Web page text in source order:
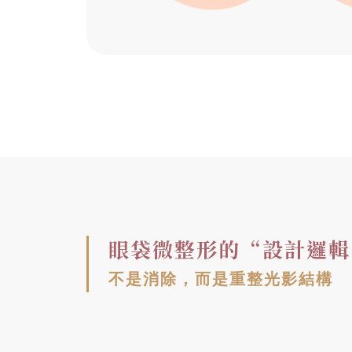
眼袋微整形的“設計邏
不是消除，而是重整光影結構